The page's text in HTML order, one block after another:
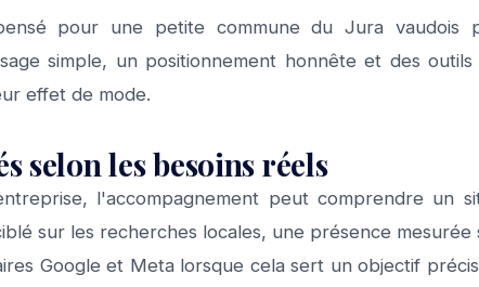
pour une petite commune du Jura vaudois
simple, un positionnement honnête et des
effet de mode.
selon les besoins réels
l'accompagnement peut comprendre un
sur les recherches locales, une présence mesurée
Google et Meta lorsque cela sert un objectif